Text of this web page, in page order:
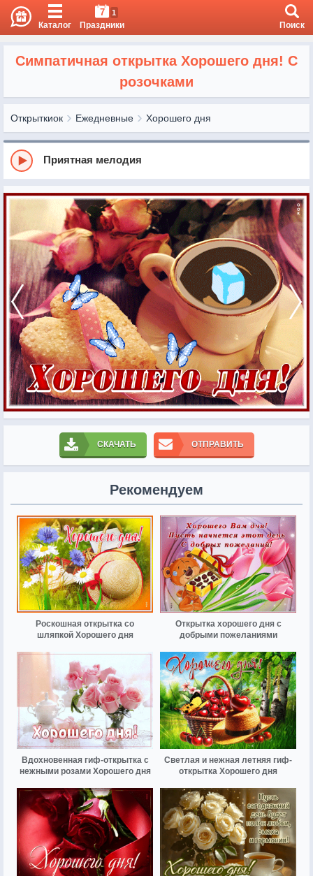
Каталог
7 1
Праздники Поиск
Симпатичная открытка Хорошего дня! С
розочками
Открыткиок Ежедневные Хорошего дня
Приятная мелодия
СКАЧАТЬ ОТПРАВИТЬ
Рекомендуем
Роскошная открытка со
шляпкой Хорошего дня
Открытка хорошего дня с
добрыми пожеланиями
Вдохновенная гиф-открытка с
нежными розами Хорошего дня
Светлая и нежная летняя гиф-
открытка Хорошего дня